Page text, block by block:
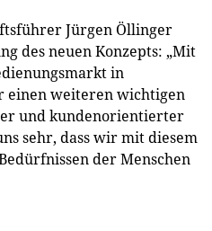
Jürgen Öllinger
des neuen Konzepts: „Mit
in
einen weiteren wichtigen
und kundenorientierter
sehr, dass wir mit diesem
der Menschen